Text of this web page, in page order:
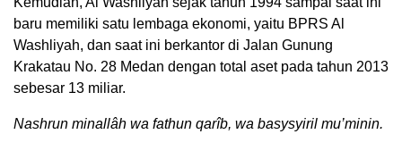
baru memiliki satu lembaga ekonomi, yaitu BPRS Al
Washliyah, dan saat ini berkantor di Jalan Gunung
Krakatau No. 28 Medan dengan total aset pada tahun 2013
sebesar 13 miliar.
Nashrun minallâh wa fathun qarîb, wa basysyiril mu’minin.